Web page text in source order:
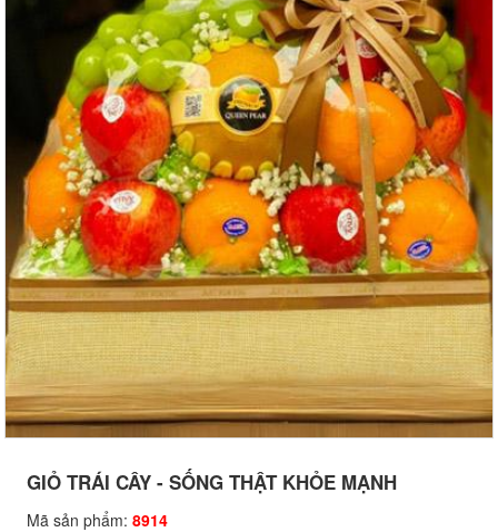
GIỎ TRÁI CÂY - SỐNG THẬT KHỎE MẠNH
Mã sản phẩm: 8914